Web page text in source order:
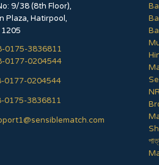
9/38 (8th Floor),
Plaza, Hatirpool,
0175-3836811
0177-0204544
0177-0204544
0175-3836811